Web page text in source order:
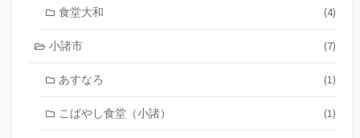
食堂大和 (4)
小諸市 (7)
あすなろ (1)
こばやし食堂（小諸） (1)